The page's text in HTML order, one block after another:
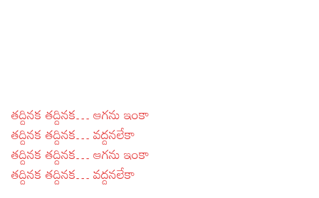
తద్దినక తద్దినక… ఆగను ఇంకా
తద్దినక తద్దినక… వద్దనలేకా
తద్దినక తద్దినక… ఆగను ఇంకా
తద్దినక తద్దినక… వద్దనలేకా